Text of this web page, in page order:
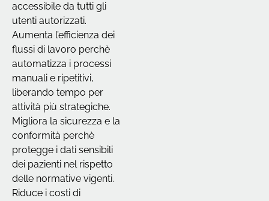
accessibile da tutti gli
utenti autorizzati.
Aumenta l’efficienza dei
flussi di lavoro perchè
automatizza i processi
manuali e ripetitivi,
liberando tempo per
attività più strategiche.
Migliora la sicurezza e la
conformità perchè
protegge i dati sensibili
dei pazienti nel rispetto
delle normative vigenti.
Riduce i costi di